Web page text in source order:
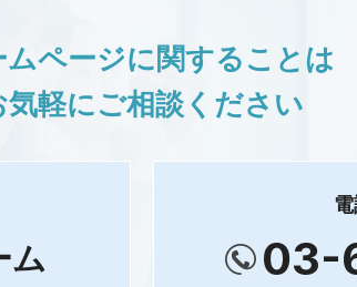
ムページに関することは
気軽にご相談ください
ム 03-